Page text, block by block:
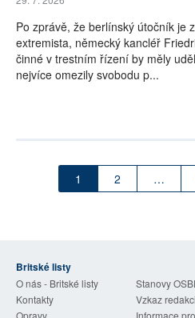
Po zprávě, že berlínský útočník je
extremista, německý kancléř
činné v trestním řízení by měly
nejvíce omezily svobodu p...
1 2 …
Britské listy
O nás - Britské listy
Stanovy OSBL
Kontakty
Vzkaz redakci
Opravy
Informace